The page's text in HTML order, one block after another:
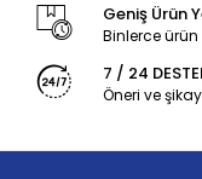
Geniş Ürün
Binlerce
7 / 24
Öneri ve